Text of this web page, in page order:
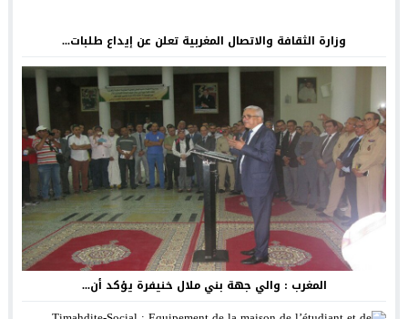
وزارة الثقافة والاتصال المغربية تعلن عن إيداع طلبات...
المغرب : والي جهة بني ملال خنيفرة يؤكد أن...